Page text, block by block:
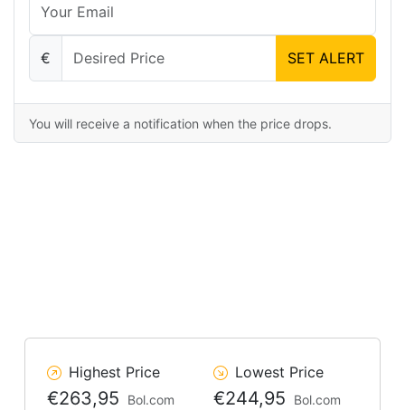
€ SET ALERT
You will receive a notification when the price drops.
Highest Price
€263,95
Bol.com
Lowest Price
€244,95
Bol.com